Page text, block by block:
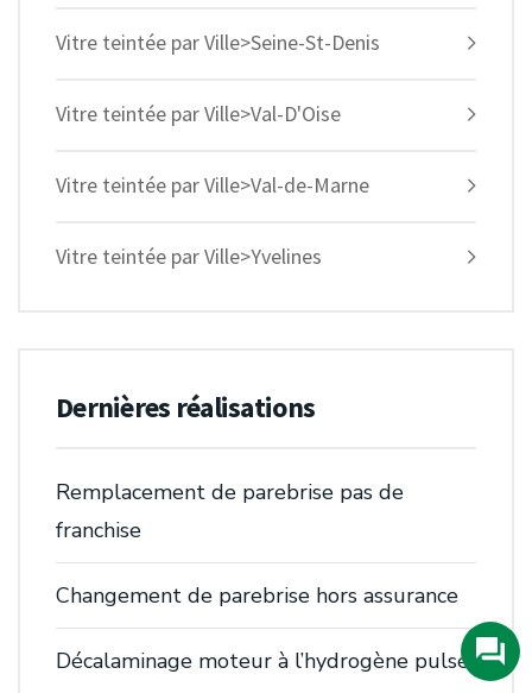
Vitre teintée par Ville>Seine-St-Denis
Vitre teintée par Ville>Val-D'Oise
Vitre teintée par Ville>Val-de-Marne
Vitre teintée par Ville>Yvelines
Dernières réalisations
Remplacement de parebrise pas de
franchise
Changement de parebrise hors assurance
Décalaminage moteur à l’hydrogène pulsé